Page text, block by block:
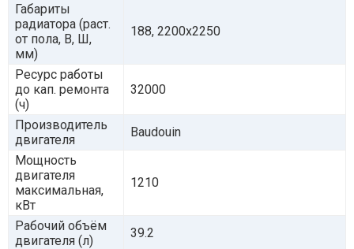
Габариты
радиатора (раст.
от пола, В, Ш,
мм)
188, 2200x2250
Ресурс работы
до кап. ремонта
(ч)
32000
Производитель
двигателя
Baudouin
Мощность
двигателя
максимальная,
кВт
1210
Рабочий объём
двигателя (л)
39.2